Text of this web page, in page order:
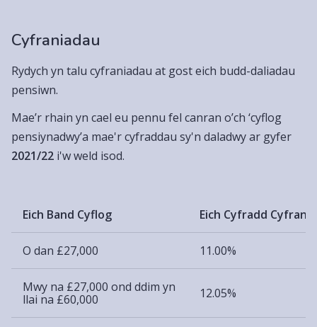
Cyfraniadau
Rydych yn talu cyfraniadau at gost eich budd-daliadau
pensiwn.
Mae’r rhain yn cael eu pennu fel canran o’ch ‘cyflog
pensiynadwy’a mae'r cyfraddau sy'n daladwy ar gyfer
2021/22 i'w weld isod.
Eich Band Cyflog Eich Cyfradd
O dan £27,000 11.00%
Mwy na £27,000 ond ddim yn
llai na £60,000
12.05%